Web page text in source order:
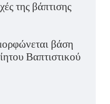
της βάπτισης
βάση
Βαπτιστικού